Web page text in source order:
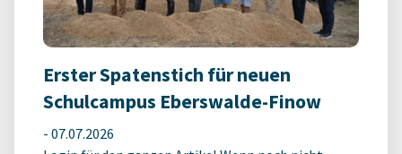
Erster Spatenstich für neuen
Schulcampus Eberswalde-Finow
- 07.07.2026